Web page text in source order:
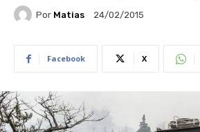
Por Matias 24/02/2015
Facebook X